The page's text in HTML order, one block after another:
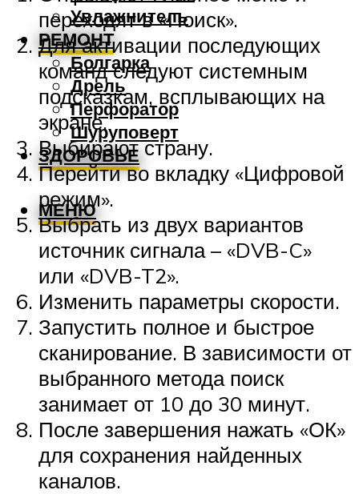
Увлажнитель
РЕМОНТ
Болгарка
Дрель
Перфоратор
Шуруповерт
ЗДОРОВЬЕ
МЕНЮ
переходят в «Поиск».
Для активации последующих
команд следуют системным
подсказкам, всплывающих на
экране.
Выбирают страну.
Перейти во вкладку «Цифровой
режим».
Выбрать из двух вариантов
источник сигнала – «DVB-C»
или «DVB-T2».
Изменить параметры скорости.
Запустить полное и быстрое
сканирование. В зависимости от
выбранного метода поиск
занимает от 10 до 30 минут.
После завершения нажать «ОК»
для сохранения найденных
каналов.